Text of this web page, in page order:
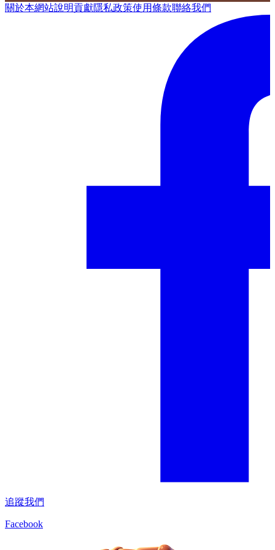
關於本網站說明貢獻隱私政策使用條款聯絡我們
追蹤我們
Facebook